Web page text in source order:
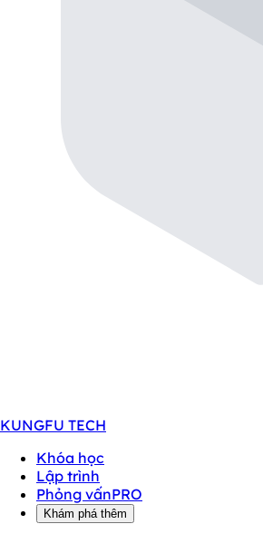
KUNGFU TECH
Khóa học
Lập trình
Phỏng vấnPRO
Khám phá thêm